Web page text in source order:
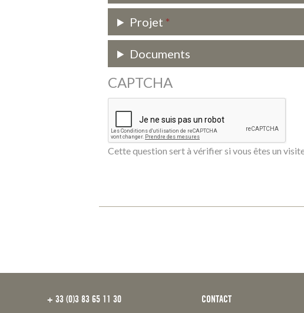
Projet
Documents
CAPTCHA
Cette question sert à vérifier si vous êtes un
+ 33 (0)3 83 65 11 30
CONTACT